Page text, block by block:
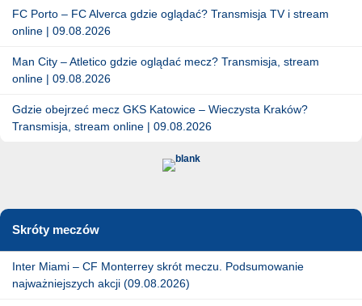
FC Porto – FC Alverca gdzie oglądać? Transmisja TV i stream
online | 09.08.2026
Man City – Atletico gdzie oglądać mecz? Transmisja, stream
online | 09.08.2026
Gdzie obejrzeć mecz GKS Katowice – Wieczysta Kraków?
Transmisja, stream online | 09.08.2026
Skróty meczów
Inter Miami – CF Monterrey skrót meczu. Podsumowanie
najważniejszych akcji (09.08.2026)